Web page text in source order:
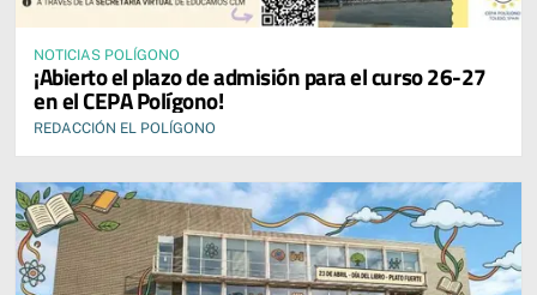
NOTICIAS POLÍGONO
¡Abierto el plazo de admisión para el curso 26-27
en el CEPA Polígono!
REDACCIÓN EL POLÍGONO